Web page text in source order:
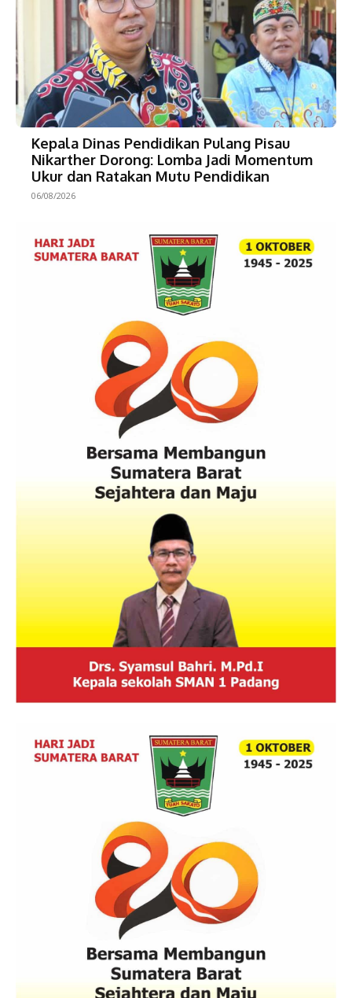
Kepala Dinas Pendidikan Pulang Pisau
Nikarther Dorong: Lomba Jadi Momentum
Ukur dan Ratakan Mutu Pendidikan
06/08/2026